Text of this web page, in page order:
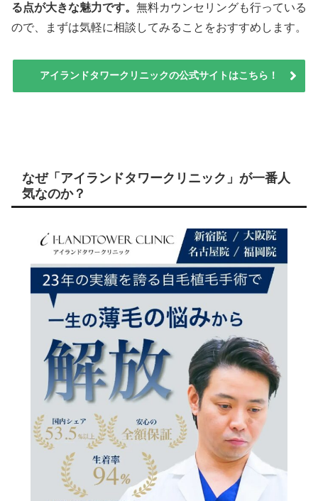
る点が大きな魅力です。 無料カウンセリングも行っている
ので、まずは気軽に相談してみることをおすすめします。
アイランドタワークリニックの公式サイトはこちら！
なぜ「アイランドタワークリニック」が一番人
気なのか？